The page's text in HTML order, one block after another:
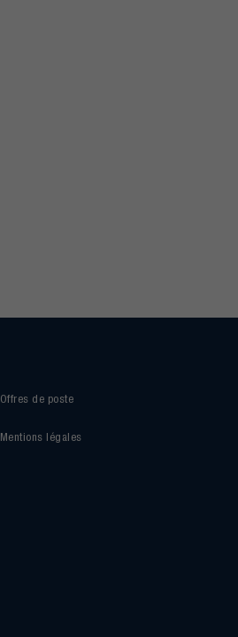
Offres de poste
Mentions légales